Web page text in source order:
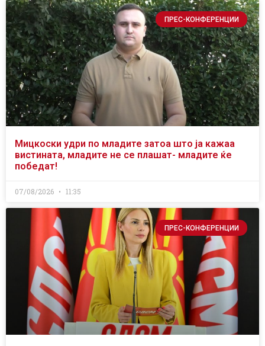
ПРЕС-КОНФЕРЕНЦИИ
Мицкоски удри по младите затоа што ја кажаа
вистината, младите не се плашат- младите ќе
победат!
07/08/2026 11:35
ПРЕС-КОНФЕРЕНЦИИ